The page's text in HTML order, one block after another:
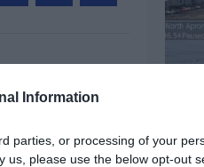
Information
parties, or processing of your
us, please use the below opt-out
2016 - 13 h 50 min